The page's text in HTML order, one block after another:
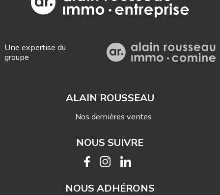
Une expertise du
groupe
ALAIN ROUSSEAU
Nos dernières ventes
NOUS SUIVRE
NOUS ADHÉRONS